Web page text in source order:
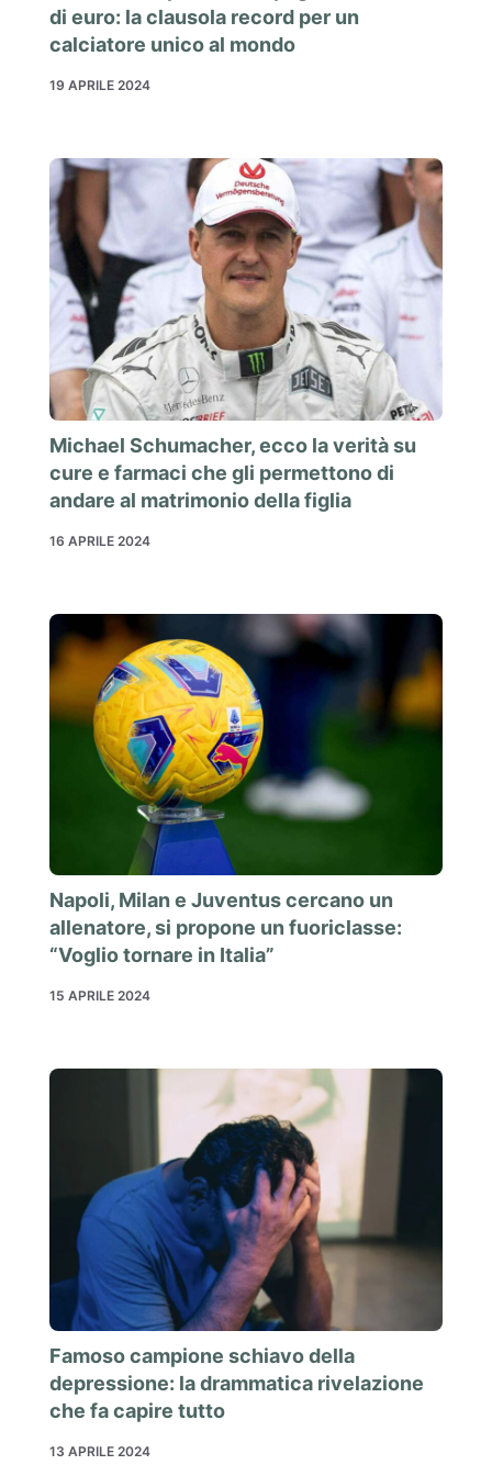
di euro: la clausola record per un
calciatore unico al mondo
19 APRILE 2024
Michael Schumacher, ecco la verità su
cure e farmaci che gli permettono di
andare al matrimonio della figlia
16 APRILE 2024
Napoli, Milan e Juventus cercano un
allenatore, si propone un fuoriclasse:
“Voglio tornare in Italia”
15 APRILE 2024
Famoso campione schiavo della
depressione: la drammatica rivelazione
che fa capire tutto
13 APRILE 2024